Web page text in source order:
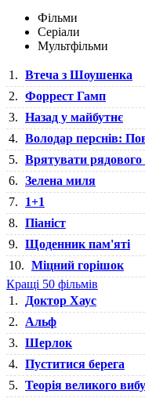
Фільми
Серіали
Мультфільми
1. Втеча з Шоушенка
2. Форрест Гамп
3. Назад у майбутнє
4. Володар перснів:
5. Врятувати рядового
6. Зелена миля
7.
1+1
8. Піаніст
9. Щоденник пам'яті
10. Міцний горішок
Кращі 50 фільмів
1.
Доктор Хаус
2.
Альф
3. Шерлок
4. Пуститися берега
5. Теорія великого